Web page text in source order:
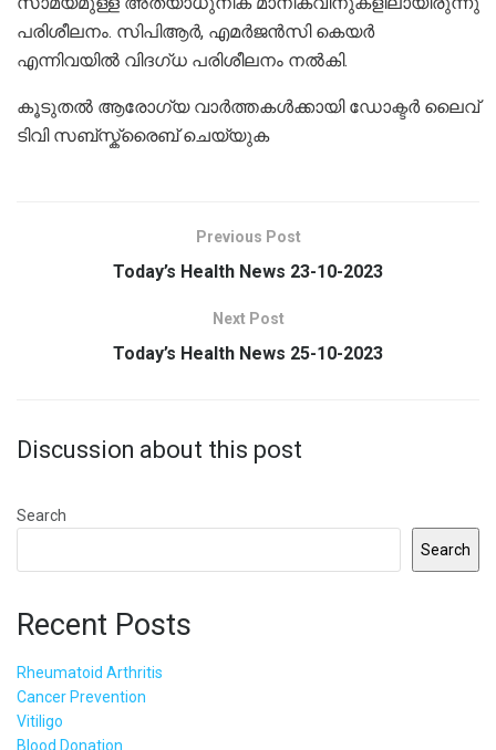
പരിശീലനം. സിപിആർ, എമർജൻസി കെയർ
എന്നിവയിൽ വിദഗ്ധ പരിശീലനം നൽകി.
കൂടുതൽ ആരോഗ്യ വാർത്തകൾക്കായി ഡോക്ടർ ലൈവ്
ടിവി സബ്സ്ക്രൈബ് ചെയ്യുക
Previous Post
Today’s Health News 23-10-2023
Next Post
Today’s Health News 25-10-2023
Discussion about this post
Search
Search
Recent Posts
Rheumatoid Arthritis
Cancer Prevention
Vitiligo
Blood Donation